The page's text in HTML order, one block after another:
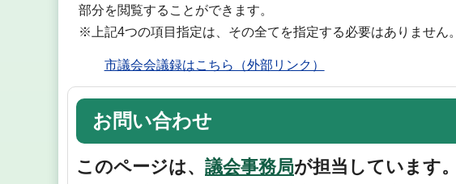
部分を閲覧することができます。
※上記4つの項目指定は、その全てを指定する必要はありません。
市議会会議録はこちら（外部リンク）
お問い合わせ
このページは、 議会事務局が担当しています。